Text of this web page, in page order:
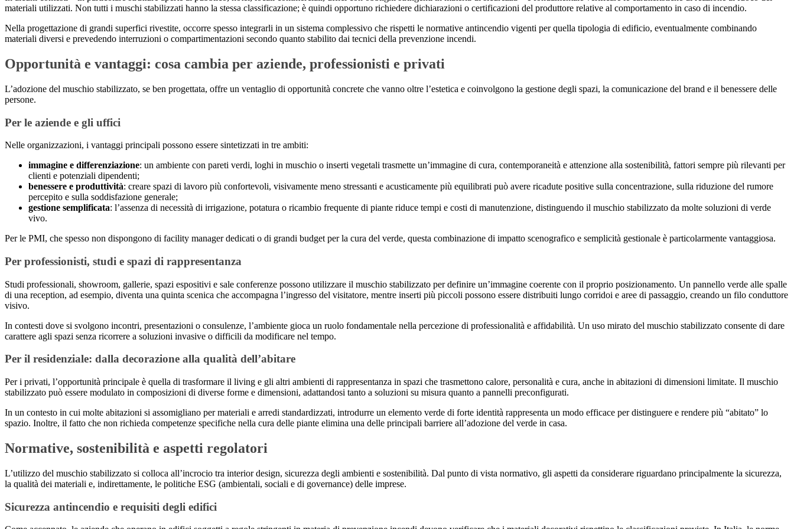
materiali utilizzati. Non tutti i muschi stabilizzati hanno la stessa classificazione; è quindi opportuno richiedere dichiarazioni o certificazioni del produttore relative al comportamento in caso di incendio.
Nella progettazione di grandi superfici rivestite, occorre spesso integrarli in un sistema complessivo che rispetti le normative antincendio vigenti per quella tipologia di edificio, eventualmente combinando
materiali diversi e prevedendo interruzioni o compartimentazioni secondo quanto stabilito dai tecnici della prevenzione incendi.
Opportunità e vantaggi: cosa cambia per aziende, professionisti e privati
L’adozione del muschio stabilizzato, se ben progettata, offre un ventaglio di opportunità concrete che vanno oltre l’estetica e coinvolgono la gestione degli spazi, la comunicazione del brand e il benessere delle
persone.
Per le aziende e gli uffici
Nelle organizzazioni, i vantaggi principali possono essere sintetizzati in tre ambiti:
immagine e differenziazione: un ambiente con pareti verdi, loghi in muschio o inserti vegetali trasmette un’immagine di cura, contemporaneità e attenzione alla sostenibilità, fattori sempre più rilevanti per
clienti e potenziali dipendenti;
benessere e produttività: creare spazi di lavoro più confortevoli, visivamente meno stressanti e acusticamente più equilibrati può avere ricadute positive sulla concentrazione, sulla riduzione del rumore
percepito e sulla soddisfazione generale;
gestione semplificata: l’assenza di necessità di irrigazione, potatura o ricambio frequente di piante riduce tempi e costi di manutenzione, distinguendo il muschio stabilizzato da molte soluzioni di verde
vivo.
Per le PMI, che spesso non dispongono di facility manager dedicati o di grandi budget per la cura del verde, questa combinazione di impatto scenografico e semplicità gestionale è particolarmente vantaggiosa.
Per professionisti, studi e spazi di rappresentanza
Studi professionali, showroom, gallerie, spazi espositivi e sale conferenze possono utilizzare il muschio stabilizzato per definire un’immagine coerente con il proprio posizionamento. Un pannello verde alle spalle
di una reception, ad esempio, diventa una quinta scenica che accompagna l’ingresso del visitatore, mentre inserti più piccoli possono essere distribuiti lungo corridoi e aree di passaggio, creando un filo conduttore
visivo.
In contesti dove si svolgono incontri, presentazioni o consulenze, l’ambiente gioca un ruolo fondamentale nella percezione di professionalità e affidabilità. Un uso mirato del muschio stabilizzato consente di dare
carattere agli spazi senza ricorrere a soluzioni invasive o difficili da modificare nel tempo.
Per il residenziale: dalla decorazione alla qualità dell’abitare
Per i privati, l’opportunità principale è quella di trasformare il living e gli altri ambienti di rappresentanza in spazi che trasmettono calore, personalità e cura, anche in abitazioni di dimensioni limitate. Il muschio
stabilizzato può essere modulato in composizioni di diverse forme e dimensioni, adattandosi tanto a soluzioni su misura quanto a pannelli preconfigurati.
In un contesto in cui molte abitazioni si assomigliano per materiali e arredi standardizzati, introdurre un elemento verde di forte identità rappresenta un modo efficace per distinguere e rendere più “abitato” lo
spazio. Inoltre, il fatto che non richieda competenze specifiche nella cura delle piante elimina una delle principali barriere all’adozione del verde in casa.
Normative, sostenibilità e aspetti regolatori
L’utilizzo del muschio stabilizzato si colloca all’incrocio tra interior design, sicurezza degli ambienti e sostenibilità. Dal punto di vista normativo, gli aspetti da considerare riguardano principalmente la sicurezza,
la qualità dei materiali e, indirettamente, le politiche ESG (ambientali, sociali e di governance) delle imprese.
Sicurezza antincendio e requisiti degli edifici